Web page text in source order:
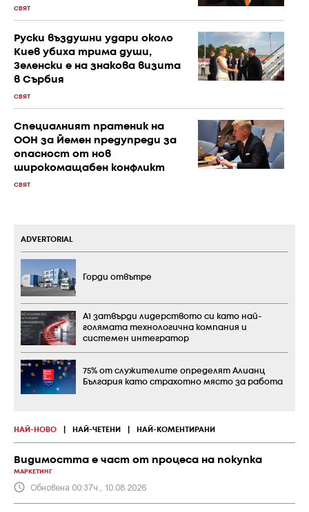
СВЯТ
Руски въздушни удари около
Киев убиха трима души,
Зеленски е на знакова визита
в Сърбия
СВЯТ
Специалният пратеник на
ООН за Йемен предупреди за
опасност от нов
широкомащабен конфликт
СВЯТ
НАЙ-НОВО НАЙ-ЧЕТЕНИ НАЙ-КОМЕНТИРАНИ
Видимостта е част от процеса на покупка
МАРКЕТИНГ
Обновена 00:37ч., 10.08.2026
ADVERTORIAL
Горди отвътре
А1 затвърди лидерството си като най-
голямата технологична компания и
системен интегратор
75% от служителите определят Алианц
България като страхотно място за работа